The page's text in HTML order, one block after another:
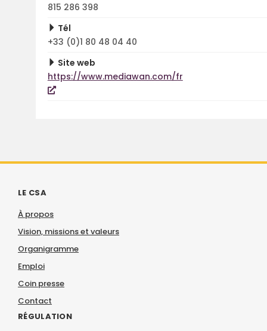
815 286 398
Tél
+33 (0)1 80 48 04 40
Site web
https://www.mediawan.com/fr
LE CSA
À propos
Vision, missions et valeurs
Organigramme
Emploi
Coin presse
Contact
RÉGULATION